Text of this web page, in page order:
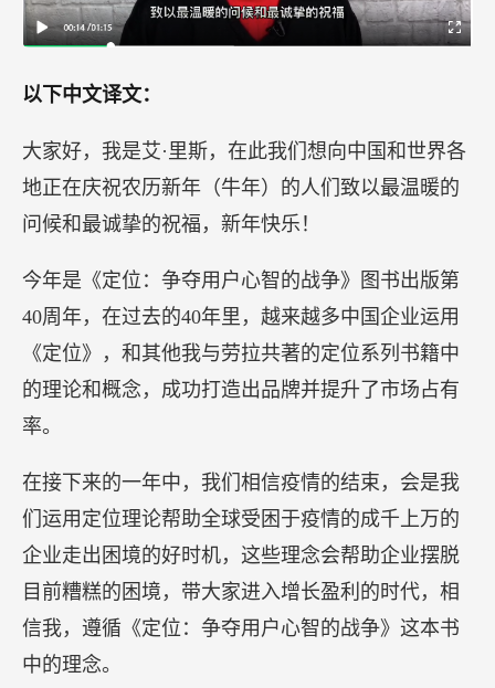
以下中文译文：
大家好，我是艾·里斯，在此我们想向中国和世界各
地正在庆祝农历新年（牛年）的人们致以最温暖的
问候和最诚挚的祝福，新年快乐！
今年是《定位：争夺用户心智的战争》图书出版第
40周年，在过去的40年里，越来越多中国企业运用
《定位》，和其他我与劳拉共著的定位系列书籍中
的理论和概念，成功打造出品牌并提升了市场占有
率。
在接下来的一年中，我们相信疫情的结束，会是我
们运用定位理论帮助全球受困于疫情的成千上万的
企业走出困境的好时机，这些理念会帮助企业摆脱
目前糟糕的困境，带大家进入增长盈利的时代，相
信我，遵循《定位：争夺用户心智的战争》这本书
中的理念。